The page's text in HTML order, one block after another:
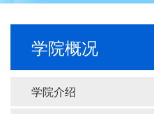
学院概况
学院介绍